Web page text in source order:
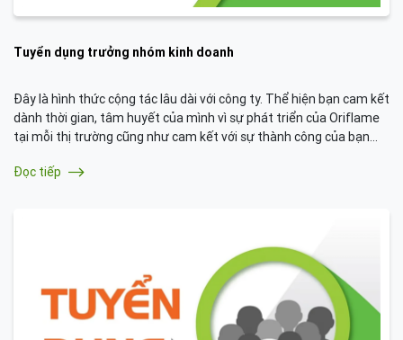
Tuyển dụng trưởng nhóm kinh doanh
Đây là hình thức cộng tác lâu dài với công ty. Thể hiện bạn cam kết
dành thời gian, tâm huyết của mình vì sự phát triển của Oriflame
tại mỗi thị trường cũng như cam kết với sự thành công của bạn
thành quả của bạn cùng rất rất nhiều.
Đọc tiếp